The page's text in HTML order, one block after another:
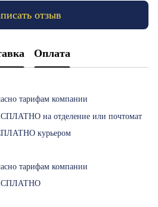
отзыв
Оплата
тарифам компании
на отделение или почтомат
курьером
тарифам компании